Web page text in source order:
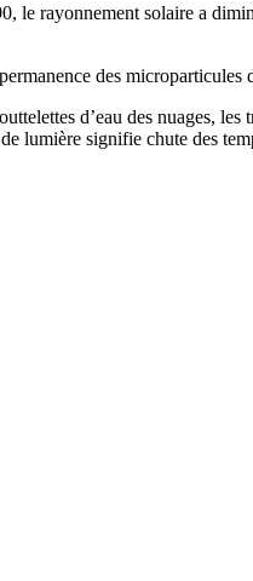
le rayonnement solaire a
des microparticules
d’eau des nuages,
signifie chute des